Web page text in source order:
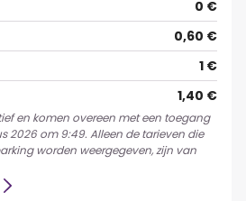
0 €
0,60 €
1 €
1,40 €
en komen overeen met een toegang
2026 om 9:49. Alleen de tarieven die
worden weergegeven, zijn van